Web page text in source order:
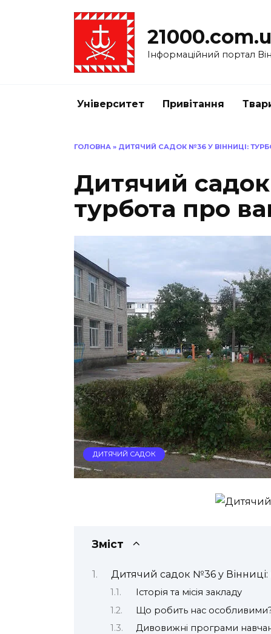
Інформаційний портал
Університет Привітання
ГОЛОВНА » ДИТЯЧИЙ САДОК №36 У ВІННИЦІ:
Дитячий
турбота про
ДИТЯЧИЙ САДОК
Зміст
Дитячий садок №36 у Вінниці:
Історія та місія закладу
Що робить нас
Дивовижні програми